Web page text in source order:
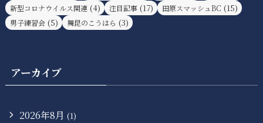
新型コロナウイルス関連 (4) 注目記事 (17) 田原スマッシュBC (15)
男子練習会 (5) 舞昆のこうはら (3)
アーカイブ
2026年8月 (1)